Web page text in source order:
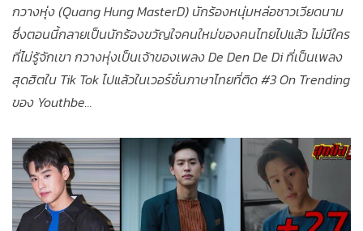
กวางหุ่ง (Quang Hung MasterD) นักร้องหนุ่มหล่อชาวเวียดนาม
ซึ่งตอนนี้กลายเป็นนักร้องขวัญใจคนใหม่ของคนไทยไปแล้ว ไม่มีใคร
ที่ไม่รู้จักเขา กวางหุ่งเป็นเจ้าของเพลง De Den De Di ที่เป็นเพลง
สุดฮิตใน Tik Tok ไปแล้วในเวอร์ชั่นภาษาไทยที่ติด #3 On Trending
ของ Youthbe…